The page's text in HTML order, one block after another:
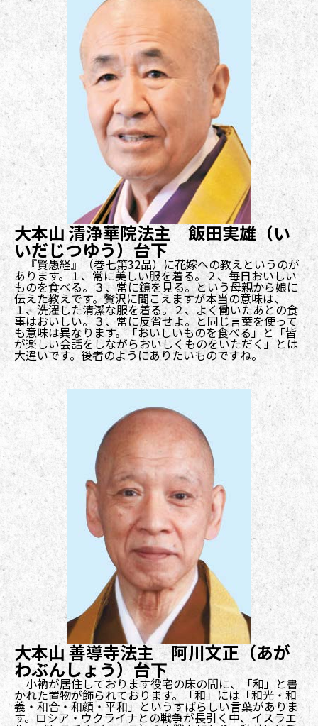
大本山 清浄華院法主 飯田実雄（い
いだじつゆう）台下
『賢愚経』（巻七第32品）に花嫁への教えというのが
あります。１、常に美しい服を着る。２、毎日おいしい
ものを食べる。３、常に鏡を見る。という母親から娘に
伝えた教えです。贅沢に聞こえますが本当の意味は、
１、洗濯した清潔な服を着る。２、よく働いたあとの食
事はおいしい。３、常に反省せよ。と同じ言葉を使って
も意味は異なります。「おいしいものを食べる」と「皆
が楽しい会話をしながらおいしくものをいただく」とは
大違いです。後者のようにありたいものですね。
大本山 善導寺法主 阿川文正（あが
わぶんしょう）台下
小衲が居住しております役宅の床の間に、「和」と書
かれた置物が飾られております。「和」には「和光・和
義・和合・和顔・平和」というすばらしい言葉がありま
す。ロシア・ウクライナとの戦争が長引く中、イスラエ